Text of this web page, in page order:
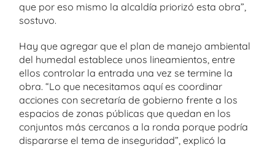
que por eso mismo la alcaldía priorizó esta obra”,
sostuvo.
Hay que agregar que el plan de manejo ambiental
del humedal establece unos lineamientos, entre
ellos controlar la entrada una vez se termine la
obra. “Lo que necesitamos aquí es coordinar
acciones con secretaría de gobierno frente a los
espacios de zonas públicas que quedan en los
conjuntos más cercanos a la ronda porque podría
dispararse el tema de inseguridad”, explicó la